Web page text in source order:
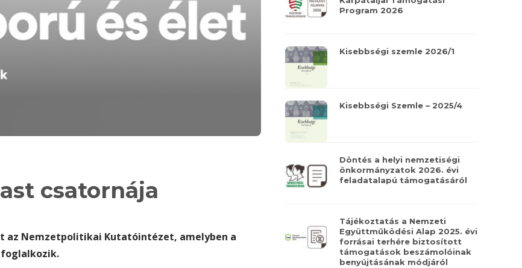
csatornája
Nemzetpolitikai Kutatóintézet, amelyben a
Program 2026
Kisebbségi szemle 2026/1
Kisebbségi Szemle – 2025/4
Döntés a helyi nemzetiségi
önkormányzatok 2026. évi
feladatalapú támogatásáról
Tájékoztatás a Nemzeti
Együttműködési Alap 2025. évi
forrásai terhére biztosított
támogatások beszámolóinak
benyújtásának módjáról